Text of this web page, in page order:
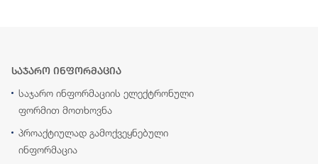
საჯარო ინფორმაცია
საჯარო ინფორმაციის ელექტრონული
ფორმით მოთხოვნა
პროაქტიულად გამოქვეყნებული
ინფორმაცია